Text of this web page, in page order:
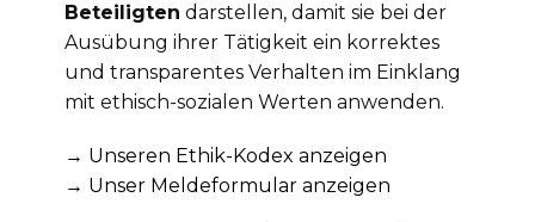
Beteiligten darstellen, damit sie bei der
Ausübung ihrer Tätigkeit ein korrektes
und transparentes Verhalten im Einklang
mit ethisch-sozialen Werten anwenden.
→ Unseren Ethik-Kodex anzeigen
→ Unser Meldeformular anzeigen